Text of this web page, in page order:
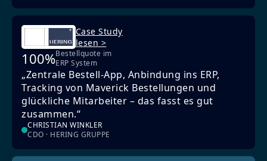
Case Study
lesen >
100%Bestellquote im
ERP System
„Zentrale Bestell-App, Anbindung ins ERP,
Tracking von Maverick Bestellungen und
glückliche Mitarbeiter – das fasst es gut
zusammen.“
CHRISTIAN WINKLER
CDO · HERING GRUPPE